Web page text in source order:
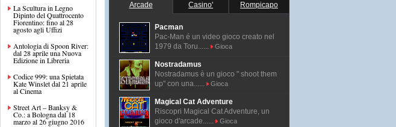
La Scultura in Legno
Dipinto del Quattrocento
Fiorentino: fino al 28
agosto agli Uffizi
Antologia di Spoon River:
dal 28 aprile una Nuova
Edizione in Libreria
Codice 999: una Spietata
Kate Winslet dal 21 aprile
al Cinema
Street Art – Banksy &
Co.: a Bologna dal 18
marzo al 26 giugno 2016
Arcade Casino' Rompicapo
Pacman
Pac-Man é un video gioco creato nel
1979 da Toru......
Gioca
Nostradamus
Nostradamus è un gioco " shoot them
up" con una......
Gioca
Magical Cat Adventure
Riscopri Magical Cat Adventure, un
gioco d'arcade......
Gioca